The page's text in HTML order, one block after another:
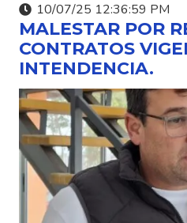
10/07/25 12:36:59 PM
MALESTAR POR
CONTRATOS
INTENDENCIA.